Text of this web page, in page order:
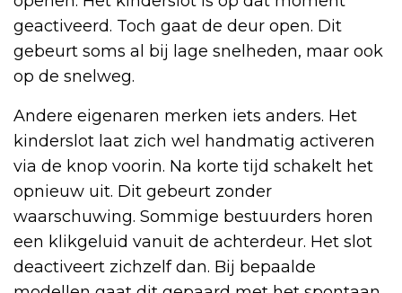
geactiveerd. Toch gaat de deur open. Dit
gebeurt soms al bij lage snelheden, maar ook
op de snelweg.
Andere eigenaren merken iets anders. Het
kinderslot laat zich wel handmatig activeren
via de knop voorin. Na korte tijd schakelt het
opnieuw uit. Dit gebeurt zonder
waarschuwing. Sommige bestuurders horen
een klikgeluid vanuit de achterdeur. Het slot
deactiveert zichzelf dan. Bij bepaalde